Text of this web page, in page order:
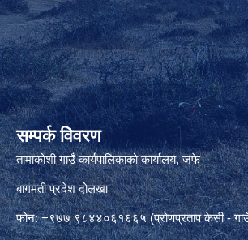
सम्पर्क विवरण
तामाकोशी गाउँ कार्यपालिकाको कार्यालय, जफे
बागमती प्रदेश दोलखा
फोन: +९७७ ९८४४०६१६६५ (प्रोणप्रताप केसी -